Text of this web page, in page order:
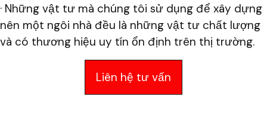
· Những vật tư mà chúng tôi sử dụng để xây dựng
nên một ngôi nhà đều là những vật tư chất lượng
và có thương hiệu uy tín ổn định trên thị trường.
Liên hệ tư vấn